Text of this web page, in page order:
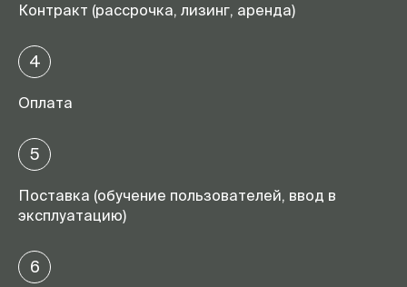
Контракт (рассрочка, лизинг, аренда)
4
Оплата
5
Поставка (обучение пользователей, ввод в
эксплуатацию)
6